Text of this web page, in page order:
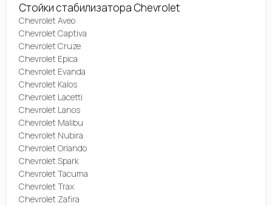
Стойки стабилизатора Chevrolet
Chevrolet Aveo
Chevrolet Captiva
Chevrolet Cruze
Chevrolet Epica
Chevrolet Evanda
Chevrolet Kalos
Chevrolet Lacetti
Chevrolet Lanos
Chevrolet Malibu
Chevrolet Nubira
Chevrolet Orlando
Chevrolet Spark
Chevrolet Tacuma
Chevrolet Trax
Chevrolet Zafira